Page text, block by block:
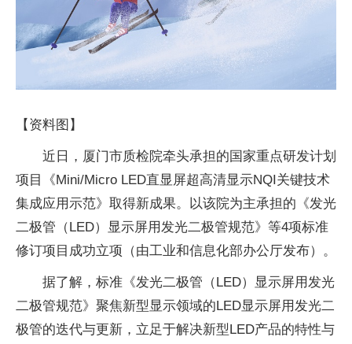
【资料图】
近日，厦门市质检院牵头承担的国家重点研发计划
项目《Mini/Micro LED直显屏超高清显示NQI关键技术
集成应用示范》取得新成果。以该院为主承担的《发光
二极管（LED）显示屏用发光二极管规范》等4项标准
修订项目成功立项（由工业和信息化部办公厅发布）。
据了解，标准《发光二极管（LED）显示屏用发光
二极管规范》聚焦新型显示领域的LED显示屏用发光二
极管的迭代与更新，立足于解决新型LED产品的特性与